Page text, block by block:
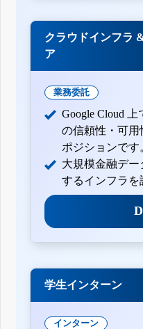
クラウドインフラ
ア
業務委託
Google Cloud
の信頼性・可用
ポジションです
大規模金融デ
するインフラを
学生インターン
インターン